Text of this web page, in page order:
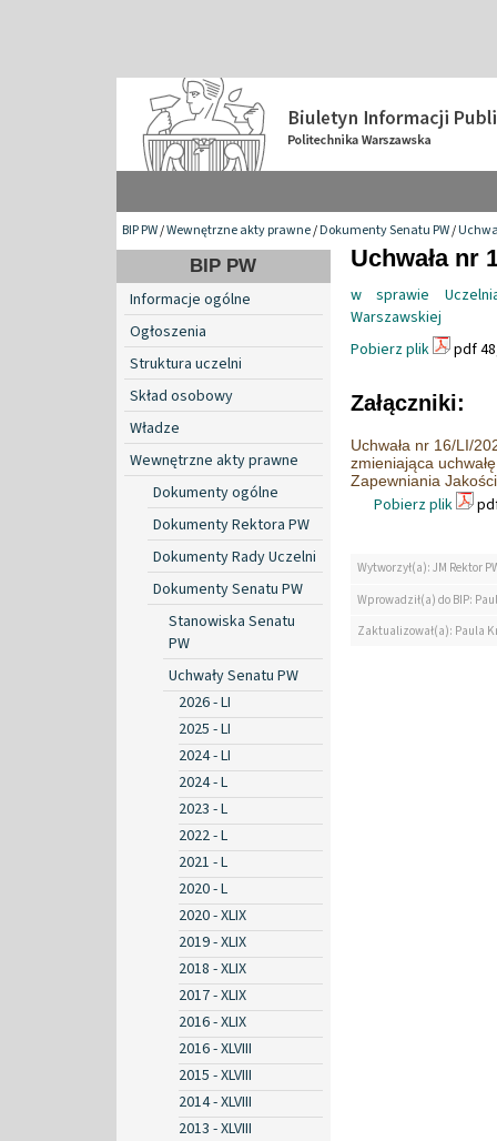
BIP PW/Wewnętrzne akty prawne/Dokumenty Senatu PW/
BIP PW
Informacje ogólne
Ogłoszenia
Struktura uczelni
Skład osobowy
Władze
Wewnętrzne akty prawne
Dokumenty ogólne
Dokumenty Rektora PW
Dokumenty Rady Uczelni
Dokumenty Senatu PW
Stanowiska Senatu
PW
Uchwały Senatu PW
2026 - LI
2025 - LI
2024 - LI
2024 - L
2023 - L
2022 - L
2021 - L
2020 - L
2020 - XLIX
2019 - XLIX
2018 - XLIX
2017 - XLIX
2016 - XLIX
2016 - XLVIII
2015 - XLVIII
2014 - XLVIII
2013 - XLVIII
Uchwała nr
w sprawie
Warszawskiej
Pobierz plik
pdf
Załączniki:
Uchwała nr 16/LI/
zmieniająca
Zapewniania
Pobierz plik
Wytworzył(a): JM Rektor
Wprowadził(a) do BIP:
Zaktualizował(a): Paula